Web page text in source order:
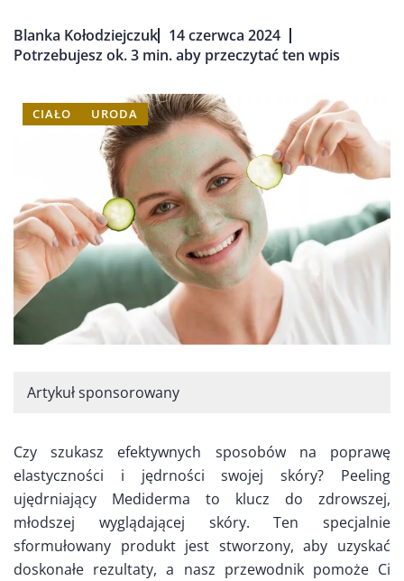
Blanka Kołodziejczuk 14 czerwca 2024
Potrzebujesz ok. 3 min. aby przeczytać ten wpis
CIAŁO URODA
Artykuł sponsorowany
Czy szukasz efektywnych sposobów na poprawę
elastyczności i jędrności swojej skóry? Peeling
ujędrniający Mediderma to klucz do zdrowszej,
młodszej wyglądającej skóry. Ten specjalnie
sformułowany produkt jest stworzony, aby uzyskać
doskonałe rezultaty, a nasz przewodnik pomoże Ci